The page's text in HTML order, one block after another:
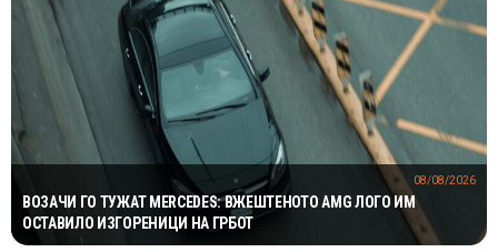
ВОЗАЧИ ГО ТУЖАТ MERCEDES: ВЖЕШТЕНОТО AMG ЛОГО ИМ
ОСТАВИЛО ИЗГОРЕНИЦИ НА ГРБОТ
08/08/2026